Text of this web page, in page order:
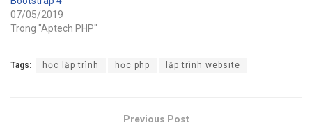
07/05/2019
Trong "Aptech PHP"
Tags: học lập trình học php lập trình website
Previous Post